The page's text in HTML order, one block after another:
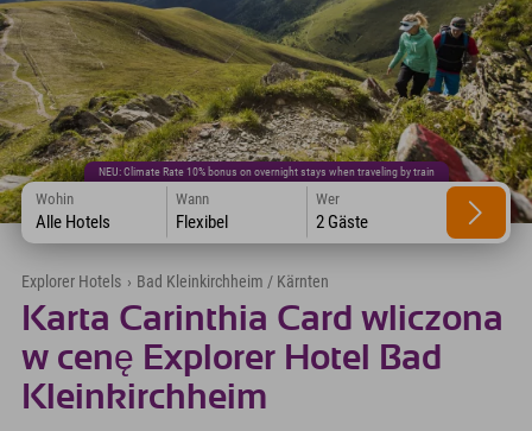
NEU: Climate Rate 10% bonus on overnight stays when traveling by train
Wohin
Alle Hotels
Wann
Flexibel
Wer
2 Gäste
Explorer Hotels › Bad Kleinkirchheim / Kärnten
Karta Carinthia Card wliczona
w cenę Explorer Hotel Bad
Kleinkirchheim